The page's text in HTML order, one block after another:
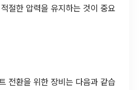
절한 압력을 유지하는 것이 중요
전환을 위한 장비는 다음과 같습